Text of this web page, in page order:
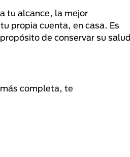
tu alcance, la mejor
propia cuenta, en casa. Es
de conservar su salud
completa, te